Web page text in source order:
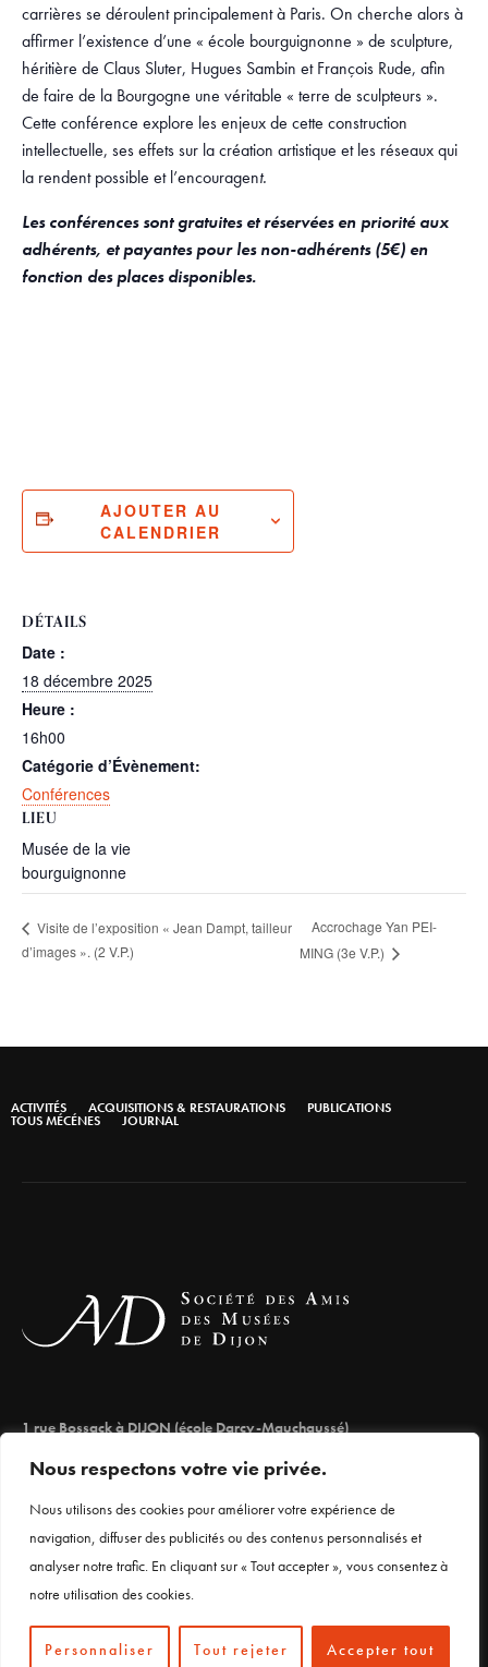
Nous respectons votre vie privée.
Nous utilisons des cookies pour améliorer votre expérience de
navigation, diffuser des publicités ou des contenus personnalisés et
analyser notre trafic. En cliquant sur « Tout accepter », vous consentez à
notre utilisation des cookies.
Personnaliser Tout rejeter Accepter tout
carrières se déroulent principalement à Paris. On cherche alors à
affirmer l’existence d’une « école bourguignonne » de sculpture,
héritière de Claus Sluter, Hugues Sambin et François Rude, afin
de faire de la Bourgogne une véritable « terre de sculpteurs ».
Cette conférence explore les enjeux de cette construction
intellectuelle, ses effets sur la création artistique et les réseaux qui
la rendent possible et l’encouragent.
Les conférences sont gratuites et réservées en priorité aux
adhérents, et payantes pour les non-adhérents (5€) en
fonction des places disponibles.
AJOUTER AU
CALENDRIER
DÉTAILS
Date :
18 décembre 2025
Heure :
16h00
Catégorie d’Évènement:
Conférences
LIEU
Musée de la vie
bourguignonne
Visite de l’exposition « Jean Dampt, tailleur
d’images ». (2 V.P.)
Accrochage Yan PEI-
MING (3e V.P.)
ACTIVITÉS ACQUISITIONS & RESTAURATIONS PUBLICATIONS
TOUS MÉCÉNES JOURNAL
1 rue Bossack à DIJON (école Darcy-Mauchaussé)
03 80 66 71 98
Mentions légales